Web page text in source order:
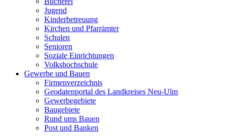
Jugend
Kinderbetreuung
Kirchen und Pfarrämter
Schulen
Senioren
Soziale Einrichtungen
Volkshochschule
Gewerbe und Bauen
Firmenverzeichnis
Geodatenportal des Landkreises Neu-Ulm
Gewerbegebiete
Baugebiete
Rund ums Bauen
Post und Banken